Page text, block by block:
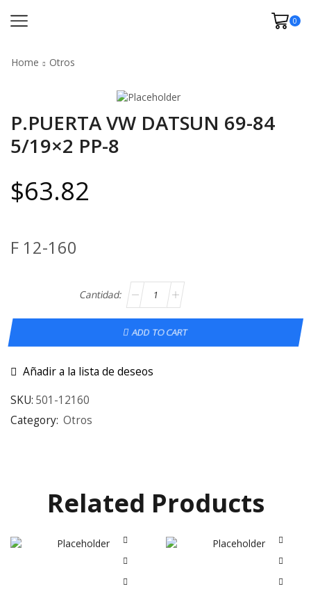
0
Home Otros
P.PUERTA VW DATSUN 69-84
5/19×2 PP-8
$63.82
F 12-160
ADD TO CART
Añadir a la lista de deseos
SKU: 501-12160
Category: Otros
Related Products